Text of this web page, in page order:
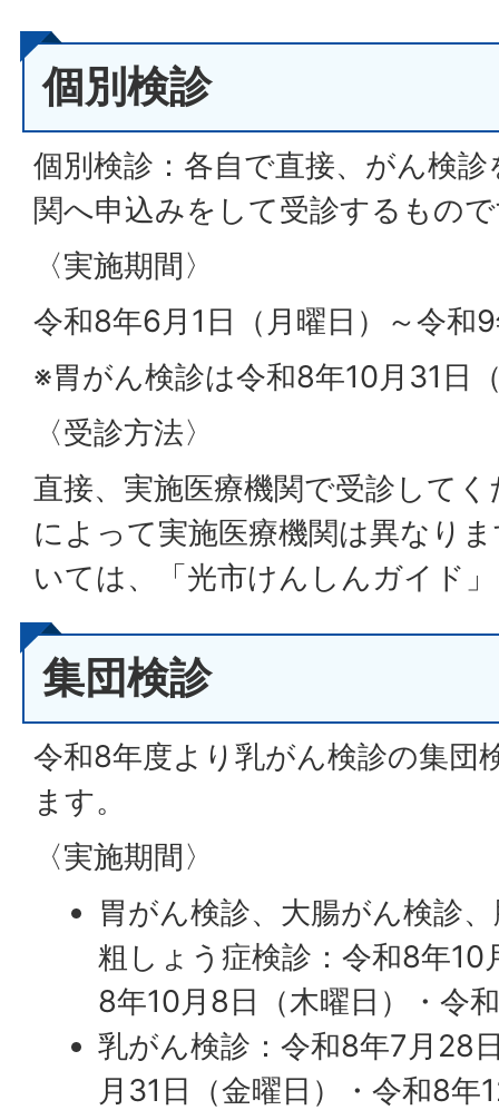
個別検診
個別検診：各自で直接、がん検
関へ申込みをして受診するもの
〈実施期間〉
令和8年6月1日（月曜日）～令和
※胃がん検診は令和8年10月31日
〈受診方法〉
直接、実施医療機関で受診して
によって実施医療機関は異なり
いては、「光市けんしんガイド
集団検診
令和8年度より乳がん検診の集団
ます。
〈実施期間〉
胃がん検診、大腸がん検診
粗しょう症検診：令和8年10
8年10月8日（木曜日）・令
乳がん検診：令和8年7月28
月31日（金曜日）・令和8年